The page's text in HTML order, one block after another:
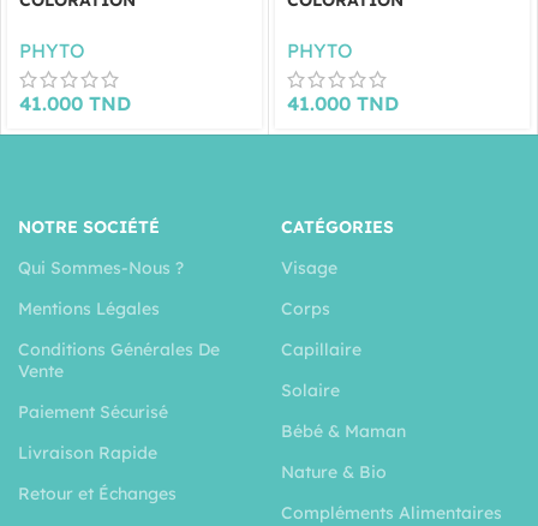
DORÉ -7.3
PHYTO
41.000 TND
FONCÉ -6
PHYTO
41.000 TND
NOTRE SOCIÉTÉ
Qui Sommes-Nous ?
Mentions Légales
Conditions Générales De
Vente
Paiement Sécurisé
Livraison Rapide
Retour et Échanges
CATÉGORIES
Visage
Corps
Capillaire
Solaire
Bébé & Maman
Nature & Bio
Compléments Alimentaires